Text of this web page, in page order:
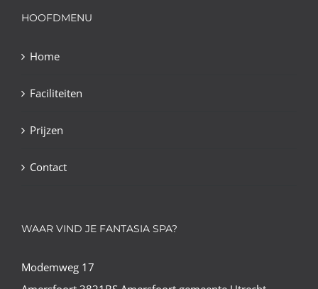
HOOFDMENU
Home
Faciliteiten
Prijzen
Contact
WAAR VIND JE FANTASIA SPA?
Modemweg 17